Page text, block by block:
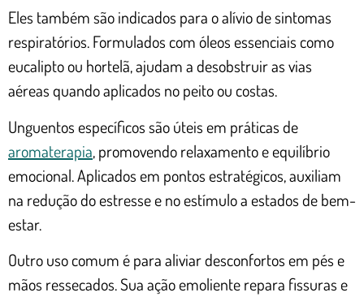
Eles também são indicados para o alívio de sintomas
respiratórios. Formulados com óleos essenciais como
eucalipto ou hortelã, ajudam a desobstruir as vias
aéreas quando aplicados no peito ou costas.
Unguentos específicos são úteis em práticas de
aromaterapia, promovendo relaxamento e equilíbrio
emocional. Aplicados em pontos estratégicos, auxiliam
na redução do estresse e no estímulo a estados de bem-
estar.
Outro uso comum é para aliviar desconfortos em pés e
mãos ressecados. Sua ação emoliente repara fissuras e